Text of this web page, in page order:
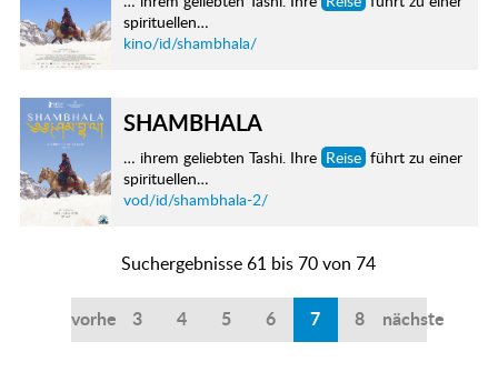
spirituellen…
kino/id/shambhala/
SHAMBHALA
… ihrem geliebten Tashi. Ihre Reise führt zu einer
spirituellen…
vod/id/shambhala-2/
Suchergebnisse 61 bis 70 von 74
vorherige
3 4 5 6 7 8 nächste